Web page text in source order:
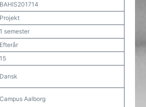
BAHIS201714
Projekt
1 semester
Efterår
15
Dansk
Campus Aalborg